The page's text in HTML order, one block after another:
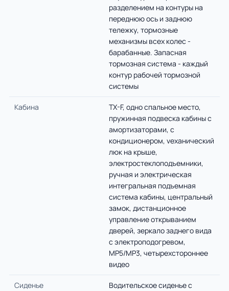
разделением на контуры на
переднюю ось и заднюю
тележку, тормозные
механизмы всех колес -
барабанные. Запасная
тормозная система - каждый
контур рабочей тормозной
системы
Кабина
ТX-F, одно спальное место,
пружинная подвеска кабины с
амортизаторами, с
кондиционером, vеханический
люк на крыше,
электростеклоподъемники,
ручная и электрическая
интегральная подъемная
система кабины, центральный
замок, дистанционное
управление открыванием
дверей, зеркало заднего вида
с электроподогревом,
MP5/MP3, четырехстороннее
видео
Сиденье
Водительское сиденье с